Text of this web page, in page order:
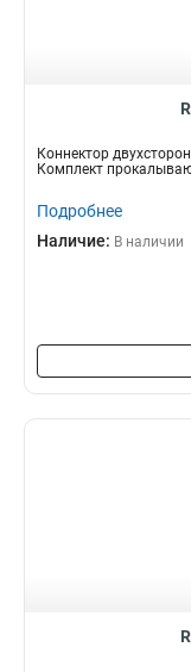
Коннектор
Комплект
Подробнее
Наличие: В наличии